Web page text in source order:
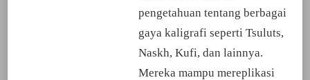
pengetahuan tentang berbagai
gaya kaligrafi seperti Tsuluts,
Naskh, Kufi, dan lainnya.
Mereka mampu mereplikasi